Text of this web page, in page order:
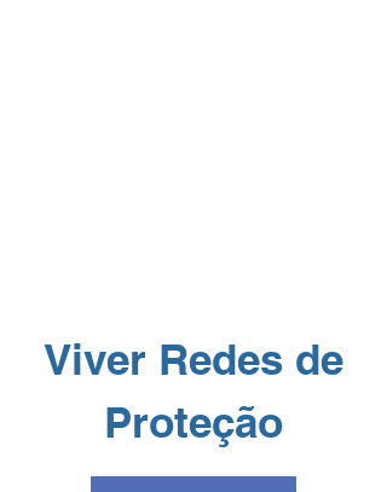
Viver Redes de
Proteção